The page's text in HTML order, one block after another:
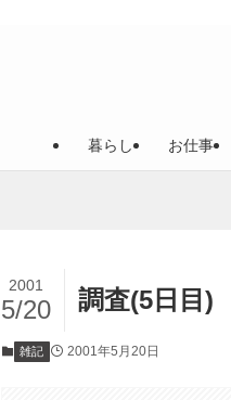
暮らし お仕事
調査(5日目)
2001
5/20
雑記 2001年5月20日